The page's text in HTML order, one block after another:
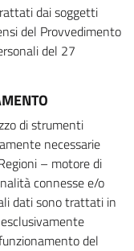
dai soggetti
del Provvedimento
del 27
di strumenti
necessarie
– motore di
connesse e/o
dati sono trattati in
del